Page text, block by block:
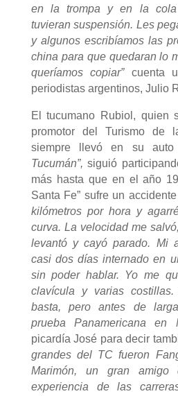
en la trompa y en la cola
tuvieran suspensión. Les
y algunos escribíamos las
china para que quedaran lo
queríamos copiar”cuenta
periodistas argentinos, Julio
El tucumano Rubiol, quien
promotor del Turismo de
siempre llevó en su
Tucumán”, siguió
más hasta que en el año
Santa Fe” sufre un
kilómetros por hora y
curva. La velocidad me
levantó y cayó parado. Mi
casi dos días internado en
sin poder hablar. Yo me
clavícula y varias
basta, pero antes de
prueba Panamericana en
picardía José para decir
grandes del TC fueron
Marimón, un gran
experiencia de las